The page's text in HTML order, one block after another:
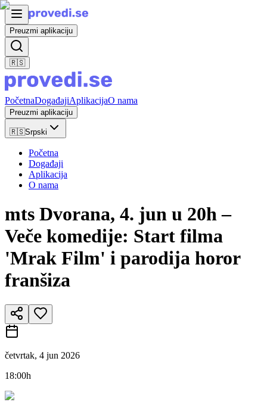
Preuzmi aplikaciju
🇷🇸
PočetnaDogađajiAplikacijaO nama
Preuzmi aplikaciju
🇷🇸Srpski
Početna
Događaji
Aplikacija
O nama
mts Dvorana, 4. jun u 20h –
Veče komedije: Start filma
'Mrak Film' i parodija horor
franšiza
četvrtak, 4 jun 2026
18:00h